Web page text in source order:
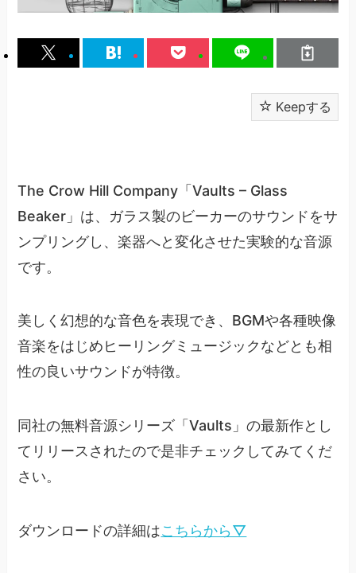
Keepする
The Crow Hill Company「Vaults – Glass
Beaker」は、ガラス製のビーカーのサウンドをサ
ンプリングし、楽器へと変化させた実験的な音源
です。
美しく幻想的な音色を表現でき、BGMや各種映像
音楽をはじめヒーリングミュージックなどとも相
性の良いサウンドが特徴。
同社の無料音源シリーズ「Vaults」の最新作とし
てリリースされたので是非チェックしてみてくだ
さい。
ダウンロードの詳細はこちらから▽